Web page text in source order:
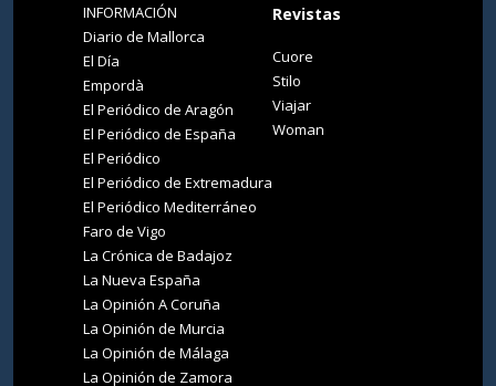
INFORMACIÓN
Diario de Mallorca
El Día
Empordà
El Periódico de Aragón
El Periódico de España
El Periódico
El Periódico de Extremadura
El Periódico Mediterráneo
Faro de Vigo
La Crónica de Badajoz
La Nueva España
La Opinión A Coruña
La Opinión de Murcia
La Opinión de Málaga
La Opinión de Zamora
Revistas
Cuore
Stilo
Viajar
Woman